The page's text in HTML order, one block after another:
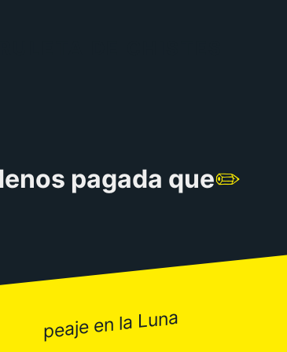
pagada que✏️
peaje en la Luna